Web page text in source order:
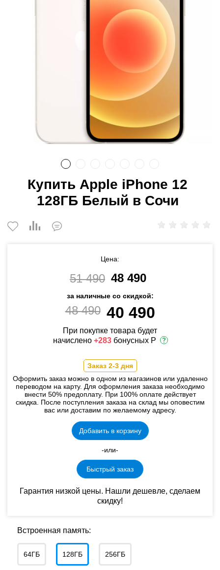
Купить Apple iPhone 12
128ГБ Белый в Сочи
Цена:
51 490 48 490
за наличные со скидкой:
48 490 40 490
При покупке товара будет
начислено +283 бонусных Р
Заказ 2-3 дня
Оформить заказ можно в одном из магазинов или удаленно
переводом на карту. Для оформления заказа необходимо
внести 50% предоплату. При 100% оплате действует
скидка. После поступления заказа на склад мы оповестим
вас или доставим по желаемому адресу.
Добавить в корзину
-или-
Быстрый заказ
Гарантия низкой цены. Нашли дешевле, сделаем
скидку!
Встроенная память:
64ГБ 128ГБ 256ГБ